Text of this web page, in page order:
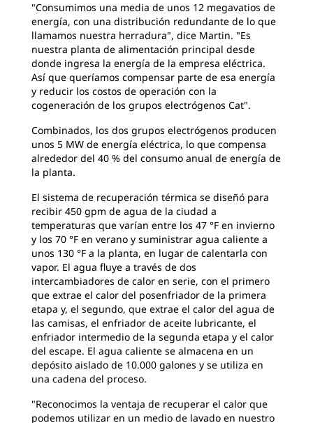
"Consumimos una media de unos 12 megavatios de
energía, con una distribución redundante de lo que
llamamos nuestra herradura", dice Martin. "Es
nuestra planta de alimentación principal desde
donde ingresa la energía de la empresa eléctrica.
Así que queríamos compensar parte de esa energía
y reducir los costos de operación con la
cogeneración de los grupos electrógenos Cat".
Combinados, los dos grupos electrógenos producen
unos 5 MW de energía eléctrica, lo que compensa
alrededor del 40 % del consumo anual de energía de
la planta.
El sistema de recuperación térmica se diseñó para
recibir 450 gpm de agua de la ciudad a
temperaturas que varían entre los 47 °F en invierno
y los 70 °F en verano y suministrar agua caliente a
unos 130 °F a la planta, en lugar de calentarla con
vapor. El agua fluye a través de dos
intercambiadores de calor en serie, con el primero
que extrae el calor del posenfriador de la primera
etapa y, el segundo, que extrae el calor del agua de
las camisas, el enfriador de aceite lubricante, el
enfriador intermedio de la segunda etapa y el calor
del escape. El agua caliente se almacena en un
depósito aislado de 10.000 galones y se utiliza en
una cadena del proceso.
"Reconocimos la ventaja de recuperar el calor que
podemos utilizar en un medio de lavado en nuestro